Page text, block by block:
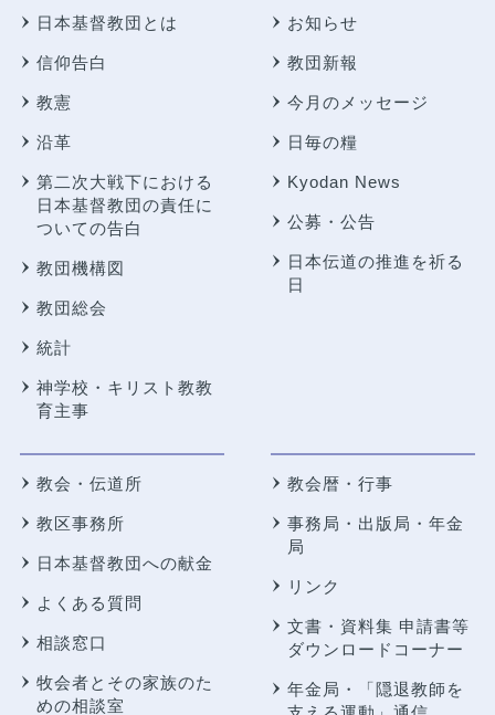
日本基督教団とは
信仰告白
教憲
沿革
第二次大戦下における
日本基督教団の責任に
ついての告白
教団機構図
教団総会
統計
神学校・キリスト教教
育主事
お知らせ
教団新報
今月のメッセージ
日毎の糧
Kyodan News
公募・公告
日本伝道の推進を祈る
日
教会・伝道所
教区事務所
日本基督教団への献金
よくある質問
相談窓口
牧会者とその家族のた
めの相談室
教会暦・行事
事務局・出版局・年金
局
リンク
文書・資料集 申請書等
ダウンロードコーナー
年金局・
「隠退教師を